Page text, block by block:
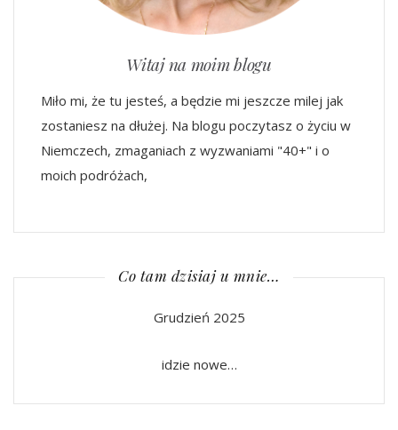
Witaj na moim blogu
Miło mi, że tu jesteś, a będzie mi jeszcze milej jak
zostaniesz na dłużej. Na blogu poczytasz o życiu w
Niemczech, zmaganiach z wyzwaniami "40+" i o
moich podróżach,
Co tam dzisiaj u mnie…
Grudzień 2025
idzie nowe…